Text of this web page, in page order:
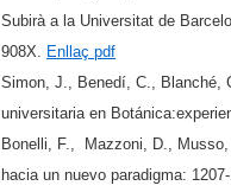
Subirà a la Universitat de
908X. Enllaç pdf
Simon, J., Benedí, C., Blanché,
universitaria en
Bonelli, F., Mazzoni, D.,
hacia un nuevo paradigma: